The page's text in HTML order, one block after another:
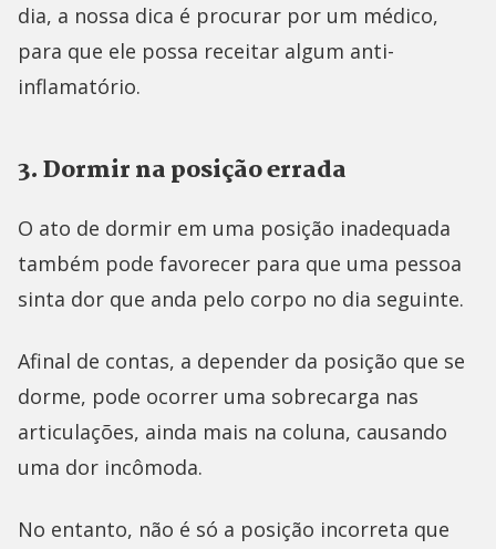
dia, a nossa dica é procurar por um médico,
para que ele possa receitar algum anti-
inflamatório.
3. Dormir na posição errada
O ato de dormir em uma posição inadequada
também pode favorecer para que uma pessoa
sinta dor que anda pelo corpo no dia seguinte.
Afinal de contas, a depender da posição que se
dorme, pode ocorrer uma sobrecarga nas
articulações, ainda mais na coluna, causando
uma dor incômoda.
No entanto, não é só a posição incorreta que